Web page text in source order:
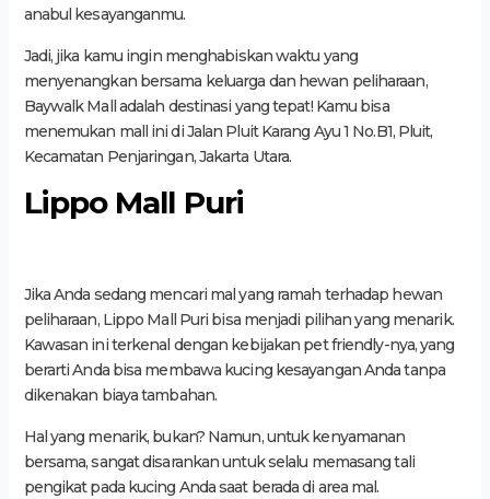
anabul kesayanganmu.
Jadi, jika kamu ingin menghabiskan waktu yang
menyenangkan bersama keluarga dan hewan peliharaan,
Baywalk Mall adalah destinasi yang tepat! Kamu bisa
menemukan mall ini di Jalan Pluit Karang Ayu 1 No.B1, Pluit,
Kecamatan Penjaringan, Jakarta Utara.
Lippo Mall Puri
Jika Anda sedang mencari mal yang ramah terhadap hewan
peliharaan, Lippo Mall Puri bisa menjadi pilihan yang menarik.
Kawasan ini terkenal dengan kebijakan pet friendly-nya, yang
berarti Anda bisa membawa kucing kesayangan Anda tanpa
dikenakan biaya tambahan.
Hal yang menarik, bukan? Namun, untuk kenyamanan
bersama, sangat disarankan untuk selalu memasang tali
pengikat pada kucing Anda saat berada di area mal.